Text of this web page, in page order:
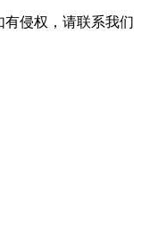
侵权，请联系我们